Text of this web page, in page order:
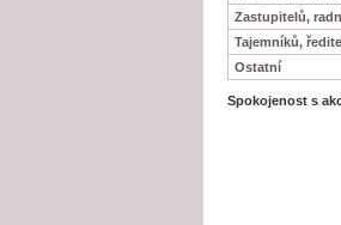
Zastupitelů,
Tajemníků,
Ostatní
Spokojenost s